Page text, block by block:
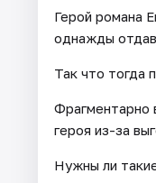
Герой романа
однажды отдав
Так что тогда
Фрагментарно
героя из-за
Нужны ли